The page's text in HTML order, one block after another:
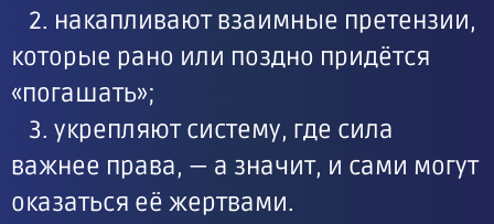
2. накапливают взаимные претензии,
которые рано или поздно придётся
«погашать»;
3. укрепляют систему, где сила
важнее права, — а значит, и сами могут
оказаться её жертвами.